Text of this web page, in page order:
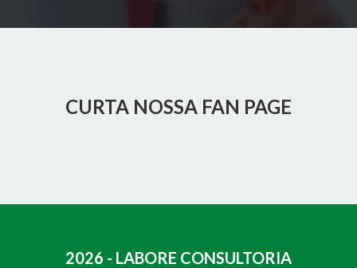
CURTA NOSSA FAN PAGE
2026 - LABORE CONSULTORIA